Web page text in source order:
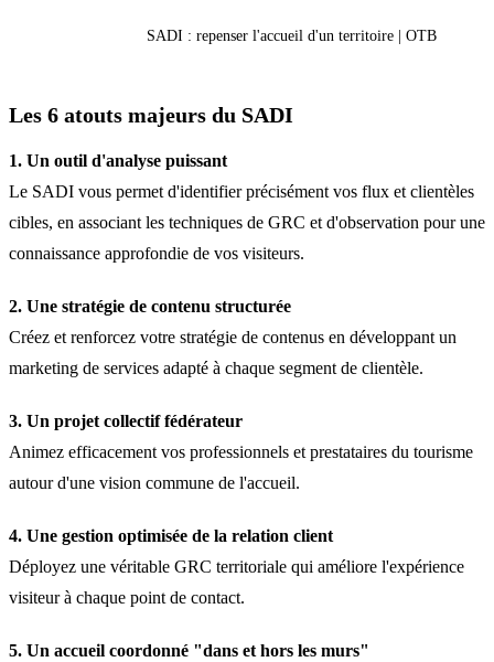
SADI : repenser l'accueil d'un territoire | OTB
Les 6 atouts majeurs du SADI
1. Un outil d'analyse puissant
Le SADI vous permet d'identifier précisément vos flux et clientèles
cibles, en associant les techniques de GRC et d'observation pour une
connaissance approfondie de vos visiteurs.
2. Une stratégie de contenu structurée
Créez et renforcez votre stratégie de contenus en développant un
marketing de services adapté à chaque segment de clientèle.
3. Un projet collectif fédérateur
Animez efficacement vos professionnels et prestataires du tourisme
autour d'une vision commune de l'accueil.
4. Une gestion optimisée de la relation client
Déployez une véritable GRC territoriale qui améliore l'expérience
visiteur à chaque point de contact.
5. Un accueil coordonné "dans et hors les murs"